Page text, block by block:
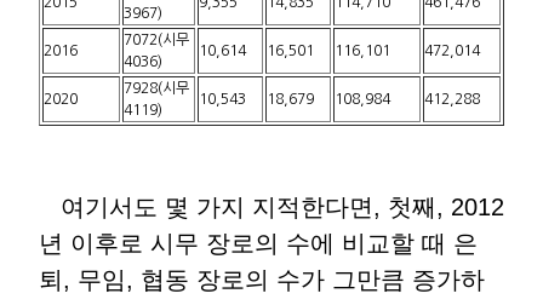
3967)
2016
7072(시무
4036)
10,614 16,501 116,101 472,014
2020
7928(시무
4119)
10,543 18,679 108,984 412,288
여기서도 몇 가지 지적한다면, 첫째, 2012
년 이후로 시무 장로의 수에 비교할 때 은
퇴, 무임, 협동 장로의 수가 그만큼 증가하